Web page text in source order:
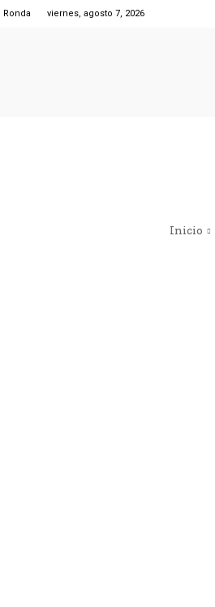
Ronda viernes, agosto 7, 2026
Inicio